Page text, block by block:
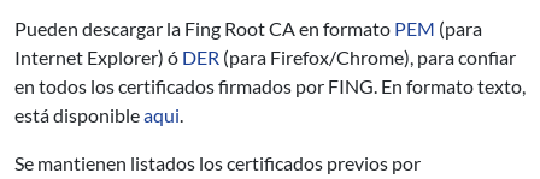
Pueden descargar la Fing Root CA en formato PEM (para
Internet Explorer) ó DER (para Firefox/Chrome), para confiar
en todos los certificados firmados por FING. En formato texto,
está disponibleaqui.
Se mantienen listados los certificados previos por